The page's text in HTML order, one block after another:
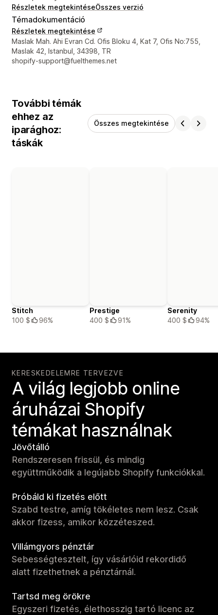
Részletek megtekintéseÖsszes verzió
Témadokumentáció
Részletek megtekintése
Dizájner kapcsolattartási adatai
Maslak Mah. Ahi Evran Cd. Ofis Bloku 4, Kat 7, Ofis No:755,
Maslak 42, Istanbul, 34398, TR
shopify-support@fuelthemes.net
További témák
ehhez az
iparághoz:
táskák
Összes megtekintése
Stitch
100 $
96%
Prestige
400 $
91%
Serenity
400 $
94%
KERESKEDELEMRE TERVEZVE
A világ legjobb online
áruházai Shopify
témákat használnak
Jövőtálló
Rendszeresen frissül, és mindig
együttműködik a legújabb Shopify funkciókkal.
Próbáld ki fizetés előtt
Szabd testre, amíg tökéletes nem lesz. Csak
akkor fizess, amikor közzéteszed.
Villámgyors pénztár
Sebességtesztelt, így vásárlóid rekordidő
alatt fizethetnek a pénztárnál.
Tartsd meg örökre
Egyszeri fizetés, élethosszig tartó licenc az